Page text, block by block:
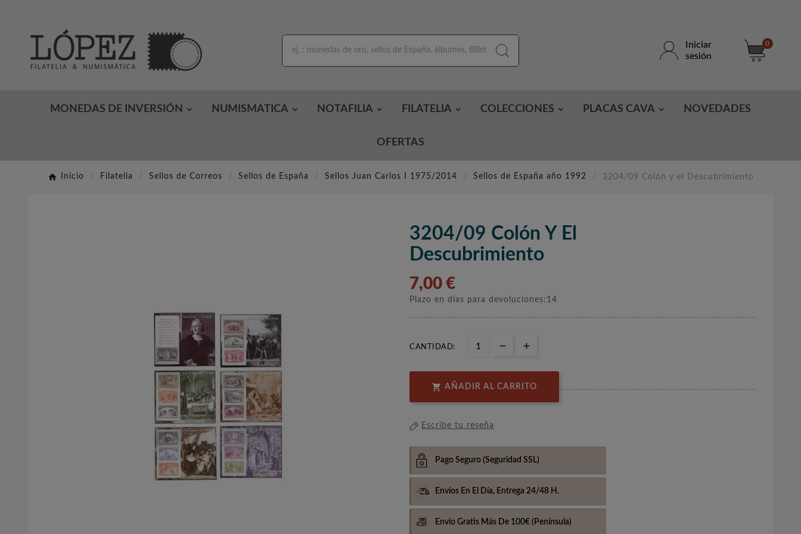
Iniciar
sesión
0
MONEDAS DE INVERSIÓN NUMISMATICA NOTAFILIA FILATELIA COLECCIONES PLACAS CAVA NOVEDADES
OFERTAS
Inicio Filatelia Sellos de Correos Sellos de España Sellos Juan Carlos I 1975/2014 Sellos de España año 1992 3204/09 Colón y el Descubrimiento
3204/09 Colón Y El
Descubrimiento
7,00 €
Plazo en días para devoluciones:14
CANTIDAD:
 AÑADIR AL CARRITO
Escribe tu reseña
Pago Seguro (Seguridad SSL)
Envíos En El Día, Entrega 24/48 H.
Envio Gratis Más De 100€ (Península)